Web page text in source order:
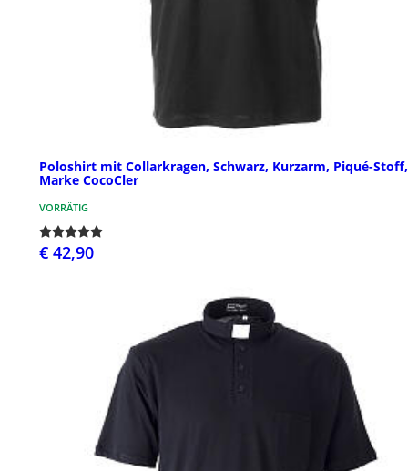
Poloshirt mit Collarkragen, Schwarz, Kurzarm, Piqué-Stoff,
Marke CocoCler
VORRÄTIG
€ 42,90